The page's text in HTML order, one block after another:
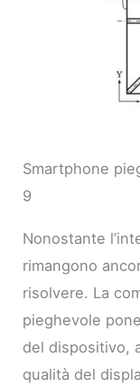
Smartphone
9
Nonostante
rimangono
risolvere. La
pieghevole
del dispositivo,
qualità del